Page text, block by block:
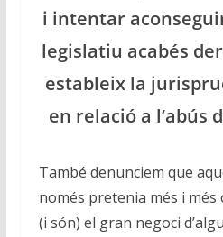
i intentar
legislatiu acabés
estableix la
en relació a l’abús
També denunciem que
només pretenia més i
(i són) el gran negoci